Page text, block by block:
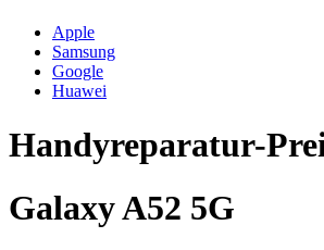
Apple
Samsung
Google
Huawei
Handyreparatur-
Galaxy A52 5G